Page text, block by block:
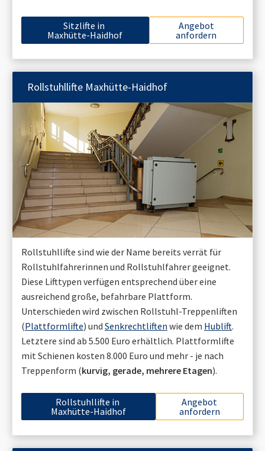
Sitzlifte in
Maxhütte-Haidhof
Angebot
anfordern
Rollstuhllifte Maxhütte-Haidhof
Rollstuhllifte sind wie der Name bereits verrät für
Rollstuhlfahrerinnen und Rollstuhlfahrer geeignet.
Diese Lifttypen verfügen entsprechend über eine
ausreichend große, befahrbare Plattform.
Unterschieden wird zwischen Rollstuhl-Treppenliften
(Plattformlifte) und Senkrechtliften wie dem Hublift.
Letztere sind ab 5.500 Euro erhältlich. Plattformlifte
mit Schienen kosten 8.000 Euro und mehr - je nach
Treppenform (kurvig, gerade, mehrere Etagen).
Rollstuhllifte in
Maxhütte-Haidhof
Angebot
anfordern